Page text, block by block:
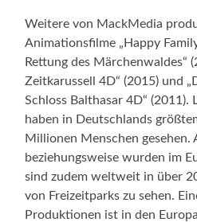
Weitere von MackMedia
Animationsfilme „Happy
Rettung des Märchenwaldes“
Zeitkarussell 4D“ (2015) und
Schloss Balthasar 4D“ (2011).
haben in Deutschlands
Millionen Menschen gesehen.
beziehungsweise wurden im
sind zudem weltweit in über
von Freizeitparks zu sehen.
Produktionen ist in den